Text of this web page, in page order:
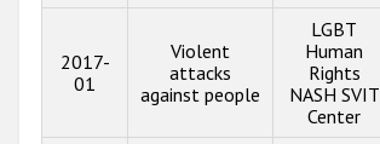
2017-
01
Violent
attacks
against people
LGBT
Human
Rights
NASH SVIT
Center